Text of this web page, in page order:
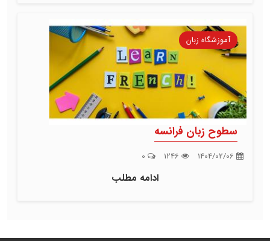
آموزشگاه زبان
سطوح زبان فرانسه
ادامه مطلب